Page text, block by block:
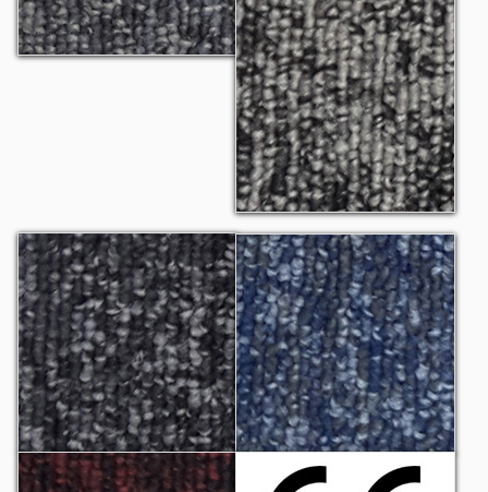
Challenger SD 812
Challenger SD 813 Challenger SD 814
Challenger SD 815 CE